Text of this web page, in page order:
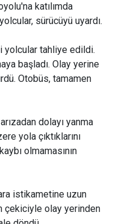
katılımda
sürücüyü uyardı.
yolcular tahliye edildi.
başladı. Olay yerine
Otobüs, tamamen
dolayı yanma
yola çıktıklarını
olmamasının
istikametine uzun
çekiciyle olay yerinden